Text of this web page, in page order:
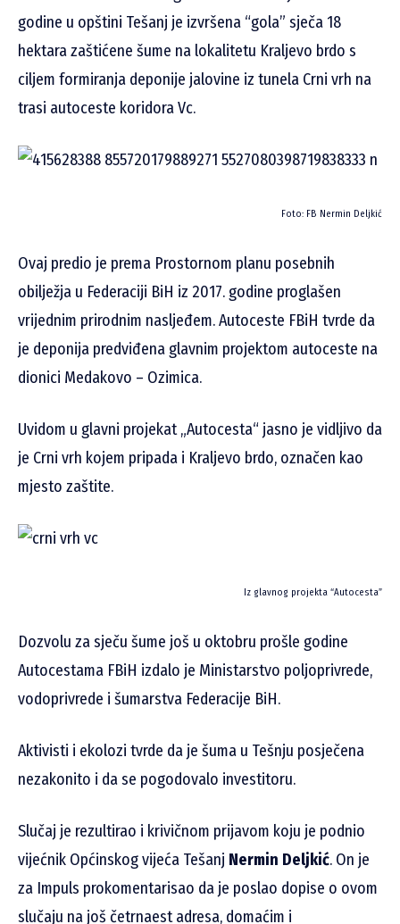
godine u opštini Tešanj je izvršena “gola” sječa 18
hektara zaštićene šume na lokalitetu Kraljevo brdo s
ciljem formiranja deponije jalovine iz tunela Crni vrh na
trasi autoceste koridora Vc.
Foto: FB Nermin Deljkić
Ovaj predio je prema Prostornom planu posebnih
obilježja u Federaciji BiH iz 2017. godine proglašen
vrijednim prirodnim nasljeđem. Autoceste FBiH tvrde da
je deponija predviđena glavnim projektom autoceste na
dionici Medakovo – Ozimica.
Uvidom u glavni projekat „Autocesta“ jasno je vidljivo da
je Crni vrh kojem pripada i Kraljevo brdo, označen kao
mjesto zaštite.
Iz glavnog projekta “Autocesta”
Dozvolu za sječu šume još u oktobru prošle godine
Autocestama FBiH izdalo je Ministarstvo poljoprivrede,
vodoprivrede i šumarstva Federacije BiH.
Aktivisti i ekolozi tvrde da je šuma u Tešnju posječena
nezakonito i da se pogodovalo investitoru.
Slučaj je rezultirao i krivičnom prijavom koju je podnio
vijećnik Općinskog vijeća Tešanj Nermin Deljkić. On je
za Impuls prokomentarisao da je poslao dopise o ovom
slučaju na još četrnaest adresa, domaćim i